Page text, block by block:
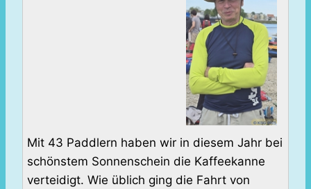
Mit 43 Paddlern haben wir in diesem Jahr bei
schönstem Sonnenschein die Kaffeekanne
verteidigt. Wie üblich ging die Fahrt von